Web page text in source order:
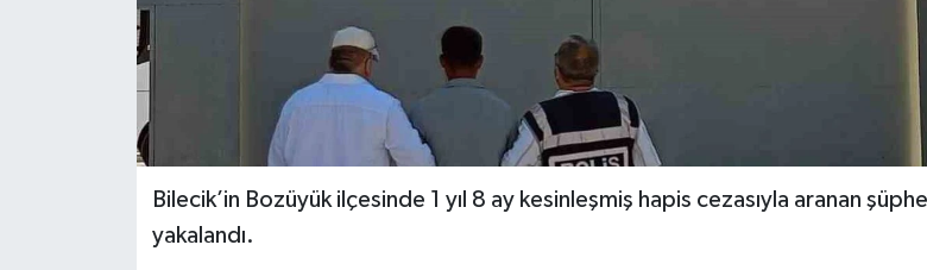
Bilecik’in Bozüyük ilçesinde 1 yıl 8 ay kesinleşmiş hapis cezasıyla aranan
yakalandı.